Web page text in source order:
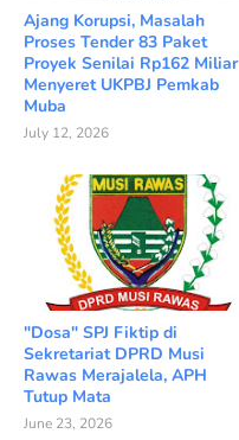
Ajang Korupsi, Masalah
Proses Tender 83 Paket
Proyek Senilai Rp162 Miliar
Menyeret UKPBJ Pemkab
Muba
July 12, 2026
"Dosa" SPJ Fiktip di
Sekretariat DPRD Musi
Rawas Merajalela, APH
Tutup Mata
June 23, 2026